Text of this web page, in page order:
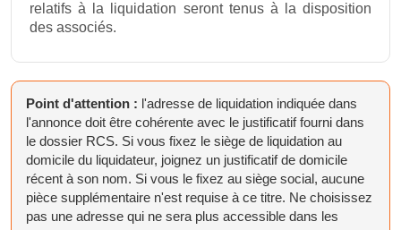
relatifs à la liquidation seront tenus à la disposition
des associés.
Point d'attention : l'adresse de liquidation indiquée dans
l'annonce doit être cohérente avec le justificatif fourni dans
le dossier RCS. Si vous fixez le siège de liquidation au
domicile du liquidateur, joignez un justificatif de domicile
récent à son nom. Si vous le fixez au siège social, aucune
pièce supplémentaire n'est requise à ce titre. Ne choisissez
pas une adresse qui ne sera plus accessible dans les